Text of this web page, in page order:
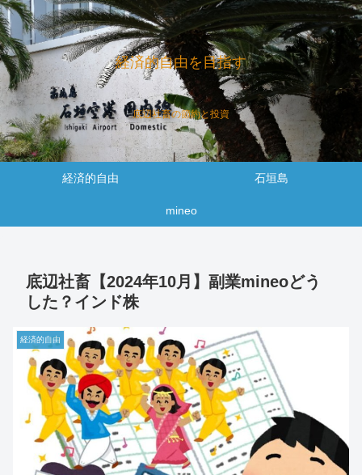
経済的自由を目指す
底辺社畜の節約と投資
経済的自由 石垣島
mineo
底辺社畜【2024年10月】副業mineoどう
した？インド株
経済的自由